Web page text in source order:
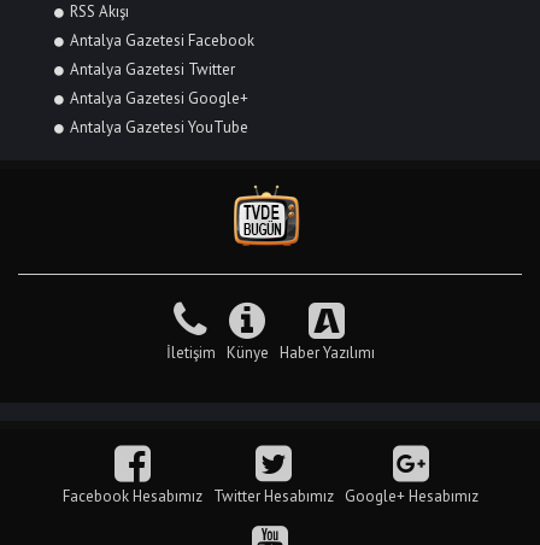
RSS Akışı
Antalya Gazetesi Facebook
Antalya Gazetesi Twitter
Antalya Gazetesi Google+
Antalya Gazetesi YouTube
İletişim Künye Haber Yazılımı
Facebook Hesabımız Twitter Hesabımız Google+ Hesabımız